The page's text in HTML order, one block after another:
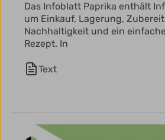
Das Infoblatt Paprika enthält
um Einkauf, Lagerung,
Nachhaltigkeit und ein
Rezept. In
Text